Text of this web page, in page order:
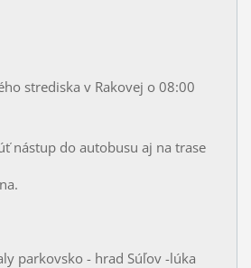
strediska v Rakovej o 08:00
nástup do autobusu aj na trase
parkovsko - hrad Súľov -lúka